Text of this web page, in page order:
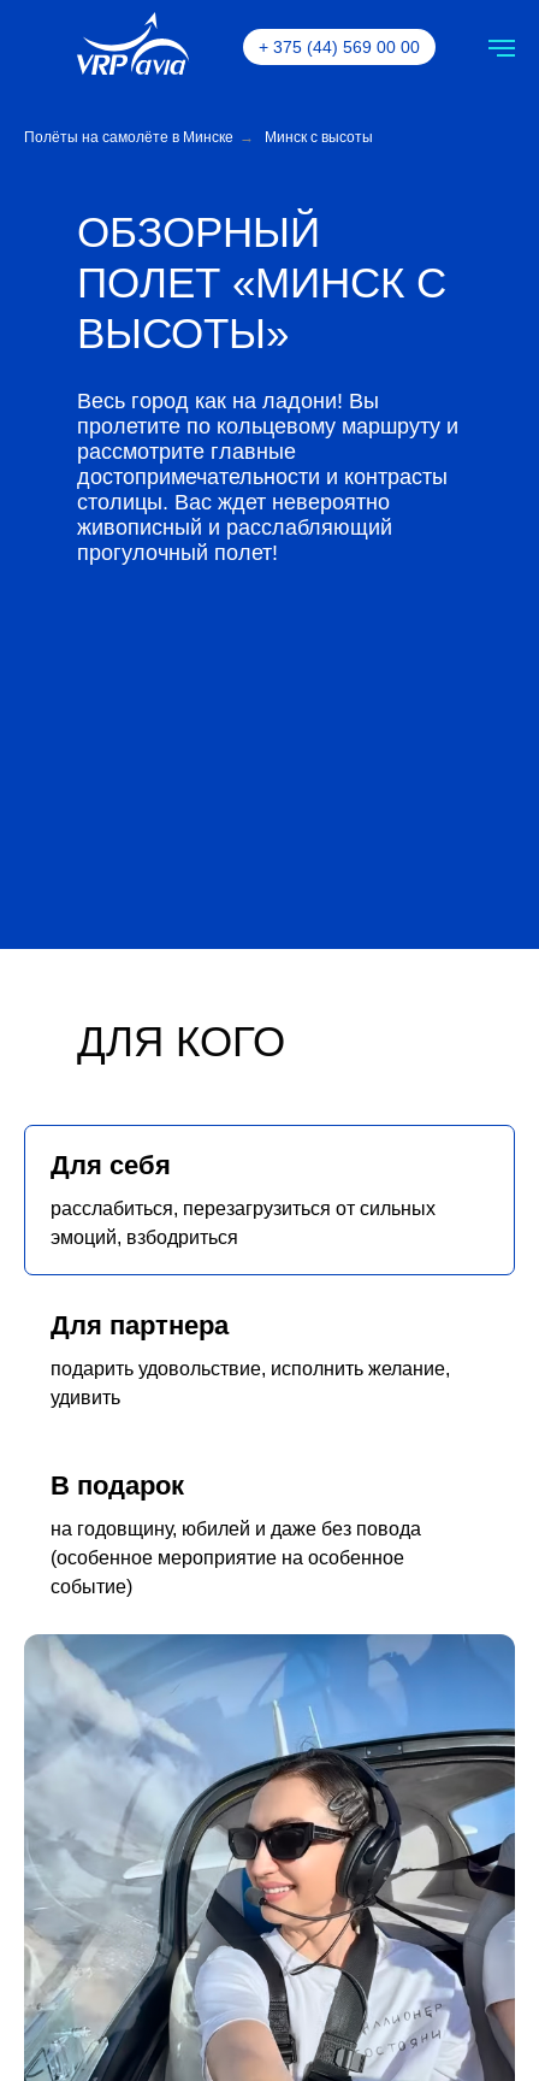
+ 375 (44) 569 00 00
Полёты на самолёте в Минске → Минск с высоты
ОБЗОРНЫЙ
ПОЛЕТ «МИНСК С
ВЫСОТЫ»
Весь город как на ладони! Вы
пролетите по кольцевому маршруту и
рассмотрите главные
достопримечательности и контрасты
столицы. Вас ждет невероятно
живописный и расслабляющий
прогулочный полет!
ДЛЯ КОГО
Для себя
расслабиться, перезагрузиться от сильных
эмоций, взбодриться
Для партнера
подарить удовольствие, исполнить желание,
удивить
В подарок
на годовщину, юбилей и даже без повода
(особенное мероприятие на особенное
событие)